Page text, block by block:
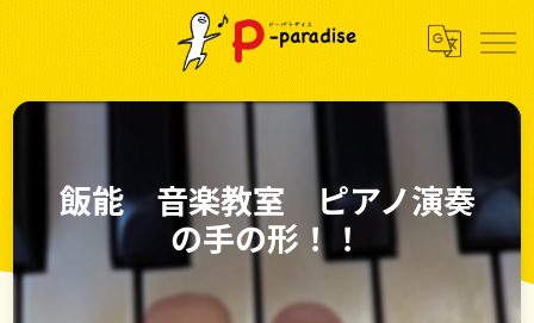
飯能 音楽教室 ピアノ演奏
の手の形！！